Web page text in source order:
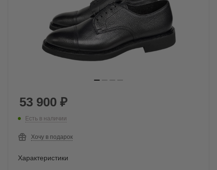
53 900 ₽
Есть в наличии
Хочу в подарок
Характеристики